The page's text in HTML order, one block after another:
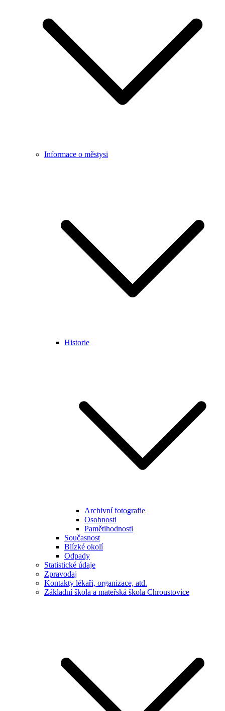
Informace o městysi
Historie
Archivní fotografie
Osobnosti
Pamětihodnosti
Současnost
Blízké okolí
Odpady
Statistické údaje
Zpravodaj
Kontakty lékaři, organizace, atd.
Základní škola a mateřská škola Chroustovice